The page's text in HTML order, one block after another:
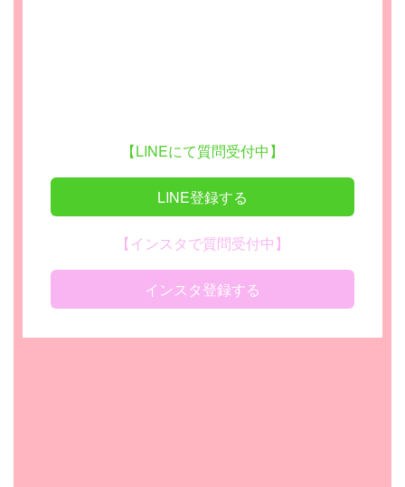
【LINEにて質問受付中】
LINE登録する
【インスタで質問受付中】
インスタ登録する